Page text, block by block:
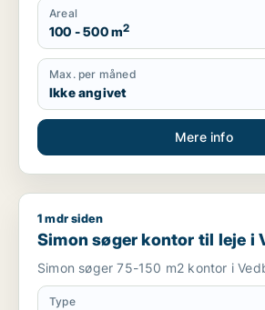
Areal
100 - 500 m2
Max. per måned
Ikke angivet
Mere info
Simon søger kontor til leje i Vedbæk
1 mdr siden
Simon søger kontor til leje i
Simon søger 75-150 m2 kontor i
Type